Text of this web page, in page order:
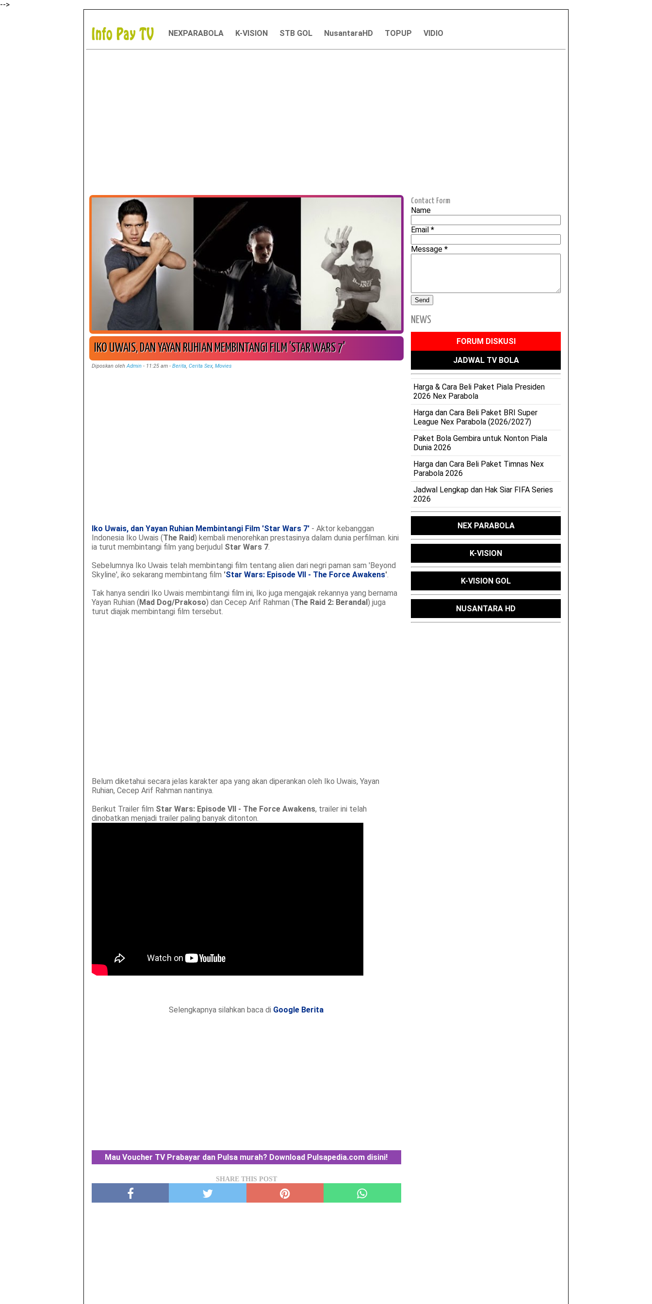
-->
NEXPARABOLA K-VISION STB GOL NusantaraHD TOPUP VIDIO
IKO UWAIS, DAN YAYAN RUHIAN MEMBINTANGI FILM 'STAR WARS 7'
Diposkan olehAdmin -11:25 am - Berita, Cerita Sex, Movies
Iko Uwais, dan Yayan Ruhian Membintangi Film 'Star Wars 7'- Aktor kebanggan
Indonesia Iko Uwais (The Raid) kembali menorehkan prestasinya dalam dunia perfilman. kini
ia turut membintangi film yang berjudul Star Wars 7.
Sebelumnya Iko Uwais telah membintangi film tentang alien dari negri paman sam 'Beyond
Skyline', iko sekarang membintang film 'Star Wars: Episode VII - The Force Awakens'.
Tak hanya sendiri Iko Uwais membintangi film ini, Iko juga mengajak rekannya yang bernama
Yayan Ruhian ( Mad Dog/Prakoso) dan Cecep Arif Rahman (The Raid 2: Berandal ) juga
turut diajak membintangi film tersebut.
Belum diketahui secara jelas karakter apa yang akan diperankan oleh Iko Uwais, Yayan
Ruhian, Cecep Arif Rahman nantinya.
Berikut Trailer film Star Wars: Episode VII - The Force Awakens, trailer ini telah
dinobatkan menjadi trailer paling banyak ditonton.
Selengkapnya silahkan baca di Google Berita
Mau Voucher TV Prabayar dan Pulsa murah? Download Pulsapedia.com disini!
SHARE THIS POST
Contact Form
Name
Email*
Message*
NEWS
FORUM DISKUSI
JADWAL TV BOLA
Harga & Cara Beli Paket Piala Presiden
2026 Nex Parabola
Harga dan Cara Beli Paket BRI Super
League Nex Parabola (2026/2027)
Paket Bola Gembira untuk Nonton Piala
Dunia 2026
Harga dan Cara Beli Paket Timnas Nex
Parabola 2026
Jadwal Lengkap dan Hak Siar FIFA Series
2026
NEX PARABOLA
K-VISION
K-VISION GOL
NUSANTARA HD